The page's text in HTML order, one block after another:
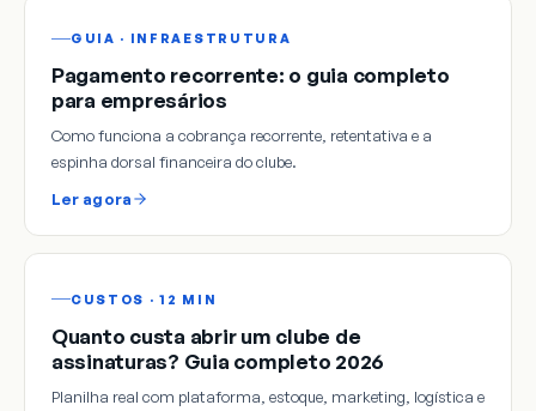
GUIA · INFRAESTRUTURA
Pagamento recorrente: o guia completo
para empresários
Como funciona a cobrança recorrente, retentativa e a
espinha dorsal financeira do clube.
Ler agora
CUSTOS · 12 MIN
Quanto custa abrir um clube de
assinaturas? Guia completo 2026
Planilha real com plataforma, estoque, marketing, logística e